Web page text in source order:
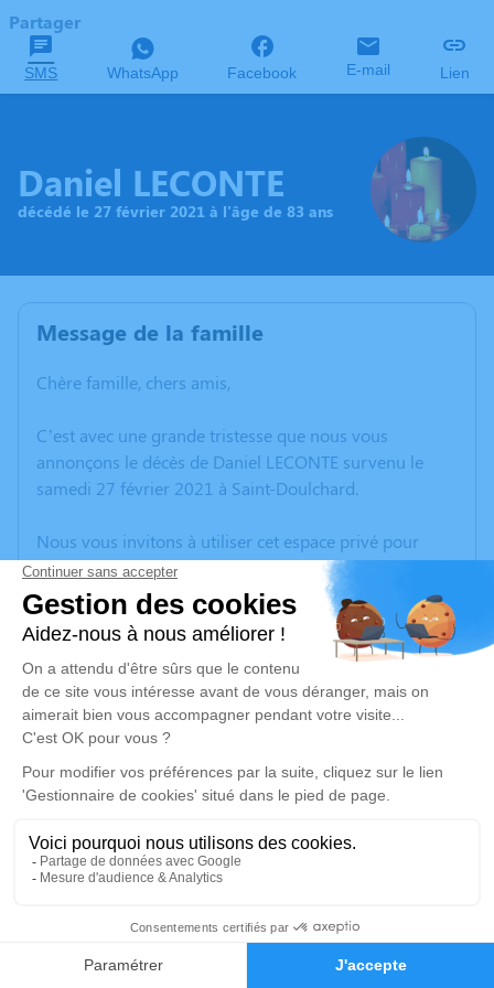
Faire-part Hommages
Partager
SMS WhatsApp Facebook E-mail Lien
Daniel LECONTE
décédé le 27 février 2021 à l'âge de 83 ans
Message de la famille
Chère famille, chers amis,
C’est avec une grande tristesse que nous vous
annonçons le décès de Daniel LECONTE survenu le
samedi 27 février 2021 à Saint-Doulchard.
Nous vous invitons à utiliser cet espace privé pour
laisser vos condoléances, partager des photos
souvenirs, une anecdote ou exprimer vos pensées à
travers des poèmes ou des textes. Cet endroit est un
lieu d'expression dédié à honorer la mémoire de Daniel
LECONTE.
Un service de plantation d’arbre hommage est
disponible ici.
Je rends hommage
Cérémonie religieuse
Église de Saint-Priest-la-Marche
18370 Saint-Priest-la-Marche